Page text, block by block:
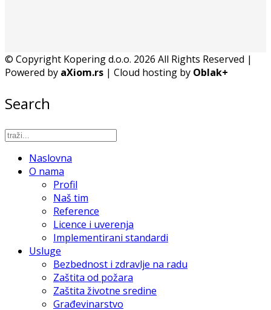
© Copyright Kopering d.o.o. 2026 All Rights Reserved |
Powered by aXiom.rs | Cloud hosting by Oblak+
Search
Naslovna
O nama
Profil
Naš tim
Reference
Licence i uverenja
Implementirani standardi
Usluge
Bezbednost i zdravlje na radu
Zaštita od požara
Zaštita životne sredine
Građevinarstvo